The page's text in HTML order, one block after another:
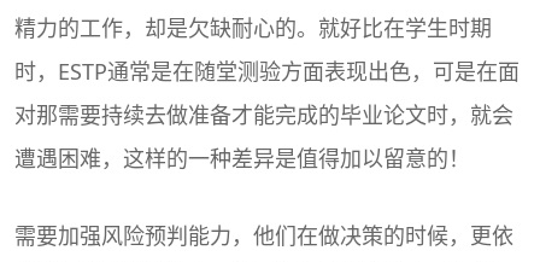
精力的工作，却是欠缺耐心的。就好比在学生时期
时，ESTP通常是在随堂测验方面表现出色，可是在面
对那需要持续去做准备才能完成的毕业论文时，就会
遭遇困难，这样的一种差异是值得加以留意的！
需要加强风险预判能力，他们在做决策的时候，更依